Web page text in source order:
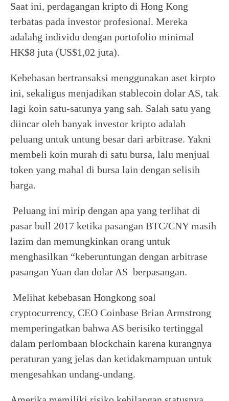
Saat ini, perdagangan kripto di Hong Kong
terbatas pada investor profesional. Mereka
adalahg individu dengan portofolio minimal
HK$8 juta (US$1,02 juta).
Kebebasan bertransaksi menggunakan aset kirpto
ini, sekaligus menjadikan stablecoin dolar AS, tak
lagi koin satu-satunya yang sah. Salah satu yang
diincar oleh banyak investor kripto adalah
peluang untuk untung besar dari arbitrase. Yakni
membeli koin murah di satu bursa, lalu menjual
token yang mahal di bursa lain dengan selisih
harga.
Peluang ini mirip dengan apa yang terlihat di
pasar bull 2017 ketika pasangan BTC/CNY masih
lazim dan memungkinkan orang untuk
menghasilkan “keberuntungan dengan arbitrase
pasangan Yuan dan dolar AS berpasangan.
Melihat kebebasan Hongkong soal
cryptocurrency, CEO Coinbase Brian Armstrong
memperingatkan bahwa AS berisiko tertinggal
dalam perlombaan blockchain karena kurangnya
peraturan yang jelas dan ketidakmampuan untuk
mengesahkan undang-undang.